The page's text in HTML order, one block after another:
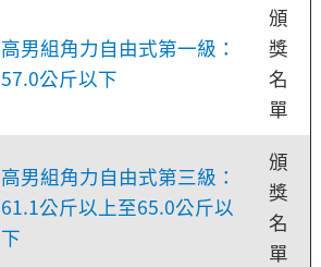
高男組角力自由式第一級：
57.0公斤以下
頒
獎
名
單
高男組角力自由式第三級：
61.1公斤以上至65.0公斤以
下
頒
獎
名
單